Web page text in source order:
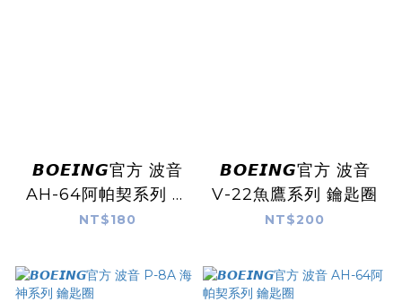
𝘽𝙊𝙀𝙄𝙉𝙂官方 波音
AH-64阿帕契系列 掛
繩
NT$180
𝘽𝙊𝙀𝙄𝙉𝙂官方 波音
V-22魚鷹系列 鑰匙圈
NT$200